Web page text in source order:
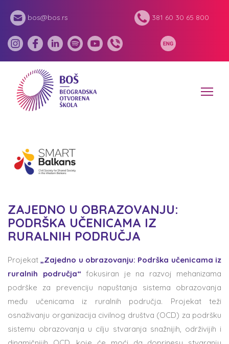
bos@bos.rs 381 60 30 65 800
ZAJEDNO U OBRAZOVANJU:
PODRŠKA UČENICAMA IZ
RURALNIH PODRUČJA
Projekat„Zajedno u obrazovanju: Podrška učenicama iz
ruralnih područja“fokusiran je na razvoj mehanizama
podrške za prevenciju napuštanja sistema obrazovanja
među učenicama iz ruralnih područja. Projekat teži
osnaživanju organizacija civilnog društva (OCD) za podršku
sistemu obrazovanja u cilju stvaranja snažnijih, održivijih i